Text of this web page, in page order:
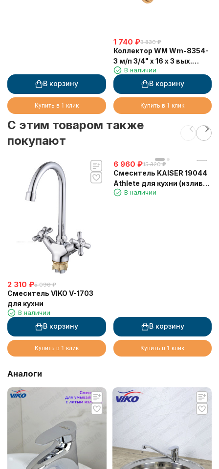
В корзину
Купить в 1 клик
1 740 ₽3 830 ₽
Коллектор WM Wm-8354-
3 м/п 3/4" х 16 х 3 вых.
универсальный (кр+син
ручки)
В наличии
В корзину
Купить в 1 клик
C этим товаром также
покупают
2 310 ₽5 090 ₽
Смеситель VIKO V-1703
для кухни
В наличии
В корзину
Купить в 1 клик
6 960 ₽15 320 ₽
Смеситель KAISER 19044
Athlete для кухни (излив
7201)В наличии
В корзину
Купить в 1 клик
Аналоги